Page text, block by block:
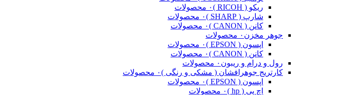
ریکو ( RICOH )
۰ محصولات
شارپ ( SHARP )
۰ محصولات
کانن ( CANON )
۰ محصولات
جوهر مخزن ۰ محصولات
اپسون ( EPSON )
۰ محصولات
کانن ( CANON )
۰ محصولات
رول و درام و ریبون ۰ محصولات
کارتریج جوهرافشان ( مشکی و رنگی )۰ محصولات
اپسون ( EPSON )
۰ محصولات
اچ پی ( hp )
۰ محصولات